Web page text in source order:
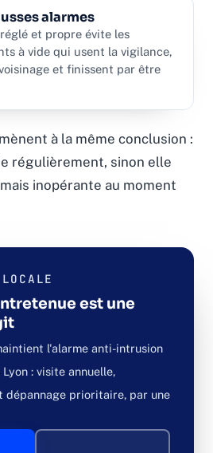
alarmes
et propre évite les
à vide qui usent la vigilance,
et finissent par être
à la même conclusion :
régulièrement, sinon elle
inopérante au moment
est une
l'alarme anti-intrusion
: visite annuelle,
dépannage prioritaire, par une